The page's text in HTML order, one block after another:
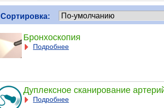
Сортировка:
Бронхоскопия
Подробнее
Дуплексное сканирование
Подробнее